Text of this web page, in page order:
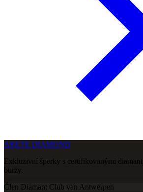
ARETE DIAMOND
Exkluzivní šperky s certifikovanými
burzy.
Člen Diamant Club van Antwerpen